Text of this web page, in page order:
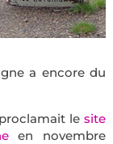
a encore du
lesite
en novembre